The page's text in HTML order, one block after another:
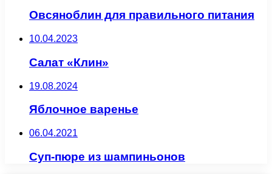
Овсяноблин для правильного питания
10.04.2023
Салат «Клин»
19.08.2024
Яблочное варенье
06.04.2021
Суп-пюре из шампиньонов